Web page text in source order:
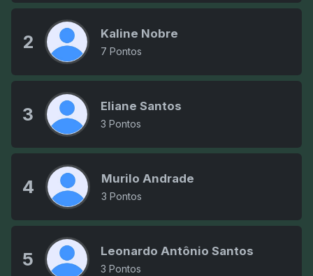
2 Kaline Nobre
7 Pontos
3 Eliane Santos
3 Pontos
4 Murilo Andrade
3 Pontos
5 Leonardo Antônio Santos
3 Pontos